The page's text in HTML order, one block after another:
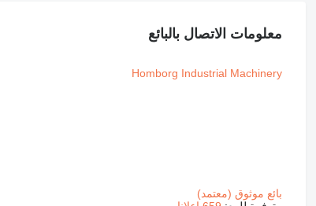
معلومات الاتصال بالبائع
Homborg Industrial Machinery
بائع موثوق (معتمد)